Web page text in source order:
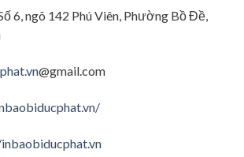
6, ngõ 142 Phú Viên, Phường Bồ Đề,
@gmail.com